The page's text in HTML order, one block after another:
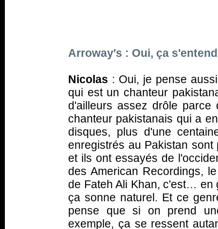
Arroway's : Oui, ça
Nicolas : Oui, je pense
qui est un chanteur
d'ailleurs assez drôle parce
chanteur pakistanais qui a
disques, plus d'une
enregistrés au Pakistan
et ils ont essayés de
des American Recordings,
de Fateh Ali Khan, c'est… en
ça sonne naturel. Et ce
pense que si on prend
exemple, ça se ressent